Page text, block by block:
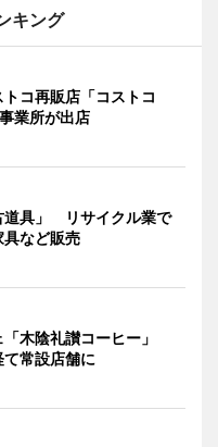
キング
コ再販店「コストコ
業所が出店
道具」 リサイクル業で
など販売
「木陰礼讃コーヒー」
常設店舗に